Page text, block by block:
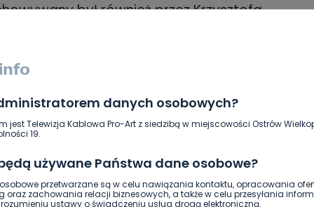
danych osobowych?
jest Telewizja Kablowa Pro-Art z siedzibą w miejscowości Ostrów
19.
używane Państwa dane osobowe?
przetwarzane są w celu nawiązania kontaktu, opracowania
oraz zachowania relacji biznesowych, a także w celu przesyłania
ustawy o świadczeniu usług drogą elektroniczną.
był również przez Krzysztofa
kompozytora i pianistę
świecie standardów jazzowych i
się w działalność na rzecz
szczególnie w sferze
projektach służących popularyzacji
Komedy. Znany zwłaszcza jako